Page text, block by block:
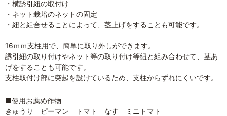
・横誘引紐の取付け
・ネット栽培のネットの固定
・紐と組合せることによって、茎上げをすることも可能です。
16ｍｍ支柱用で、簡単に取り外しができます。
誘引紐の取り付けやネット等の取り付け等紐と組み合わせて、茎あ
げをすることも可能です。
支柱取付け部に突起を設けているため、支柱からずれにくいです。
■使用お薦め作物
きゅうり ピーマン トマト なす ミニトマト